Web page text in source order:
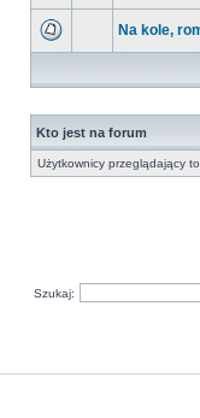
Na kole,
Kto jest na forum
Użytkownicy przeglądający
Szukaj: